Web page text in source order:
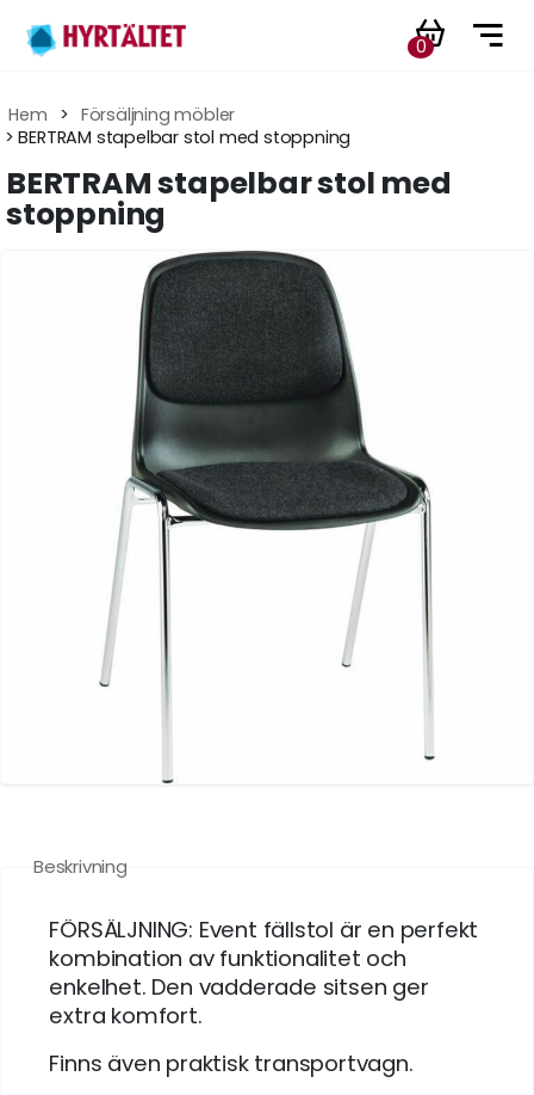
0
Hem > Försäljning möbler
> BERTRAM stapelbar stol med stoppning
BERTRAM stapelbar stol med
stoppning
Beskrivning
FÖRSÄLJNING: Event fällstol är en perfekt
kombination av funktionalitet och
enkelhet. Den vadderade sitsen ger
extra komfort.
Finns även praktisk transportvagn.